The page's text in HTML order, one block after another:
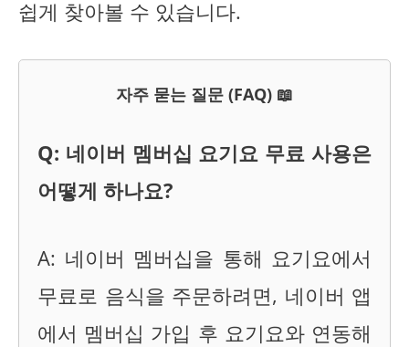
쉽게 찾아볼 수 있습니다.
자주 묻는 질문 (FAQ) 📖
Q: 네이버 멤버십 요기요 무료 사용은
어떻게 하나요?
A: 네이버 멤버십을 통해 요기요에서
무료로 음식을 주문하려면, 네이버 앱
에서 멤버십 가입 후 요기요와 연동해